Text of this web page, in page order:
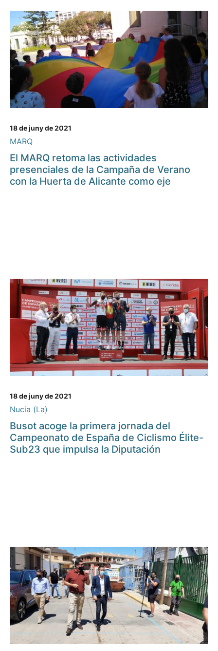
18 de juny de 2021
MARQ
El MARQ retoma las actividades
presenciales de la Campaña de Verano
con la Huerta de Alicante como eje
18 de juny de 2021
Nucia (La)
Busot acoge la primera jornada del
Campeonato de España de Ciclismo Élite-
Sub23 que impulsa la Diputación